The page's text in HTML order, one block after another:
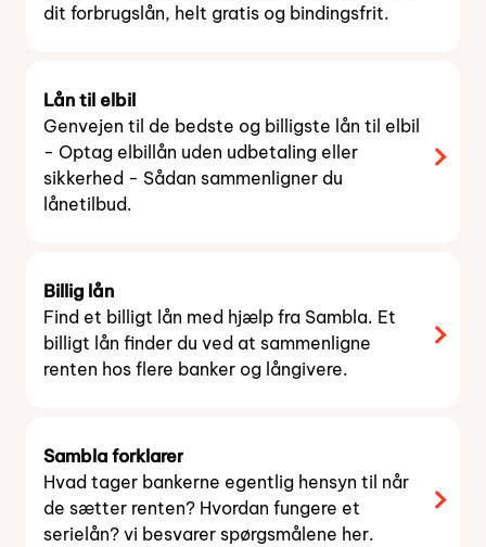
dit forbrugslån, helt gratis og bindingsfrit.
Lån til elbil
Genvejen til de bedste og billigste lån til elbil
- Optag elbillån uden udbetaling eller
sikkerhed - Sådan sammenligner du
lånetilbud.
Billig lån
Find et billigt lån med hjælp fra Sambla. Et
billigt lån finder du ved at sammenligne
renten hos flere banker og långivere.
Sambla forklarer
Hvad tager bankerne egentlig hensyn til når
de sætter renten? Hvordan fungere et
serielån? vi besvarer spørgsmålene her.